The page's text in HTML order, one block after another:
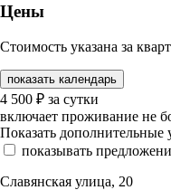
Цены
Стоимость указана за
показать календарь
4 500 ₽ за сутки
включает проживание не
Показать дополнительные
показывать
Славянская улица, 20